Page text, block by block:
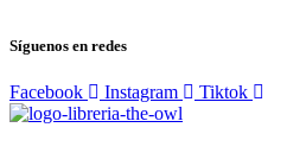
Síguenos en redes
Facebook Instagram Tiktok